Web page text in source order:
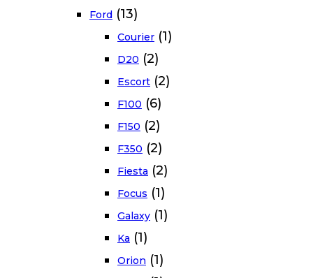
Ford (13)
Courier (1)
D20 (2)
Escort (2)
F100 (6)
F150 (2)
F350 (2)
Fiesta (2)
Focus (1)
Galaxy (1)
Ka (1)
Orion (1)